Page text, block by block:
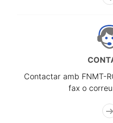
Contactar amb FNMT-
fax o